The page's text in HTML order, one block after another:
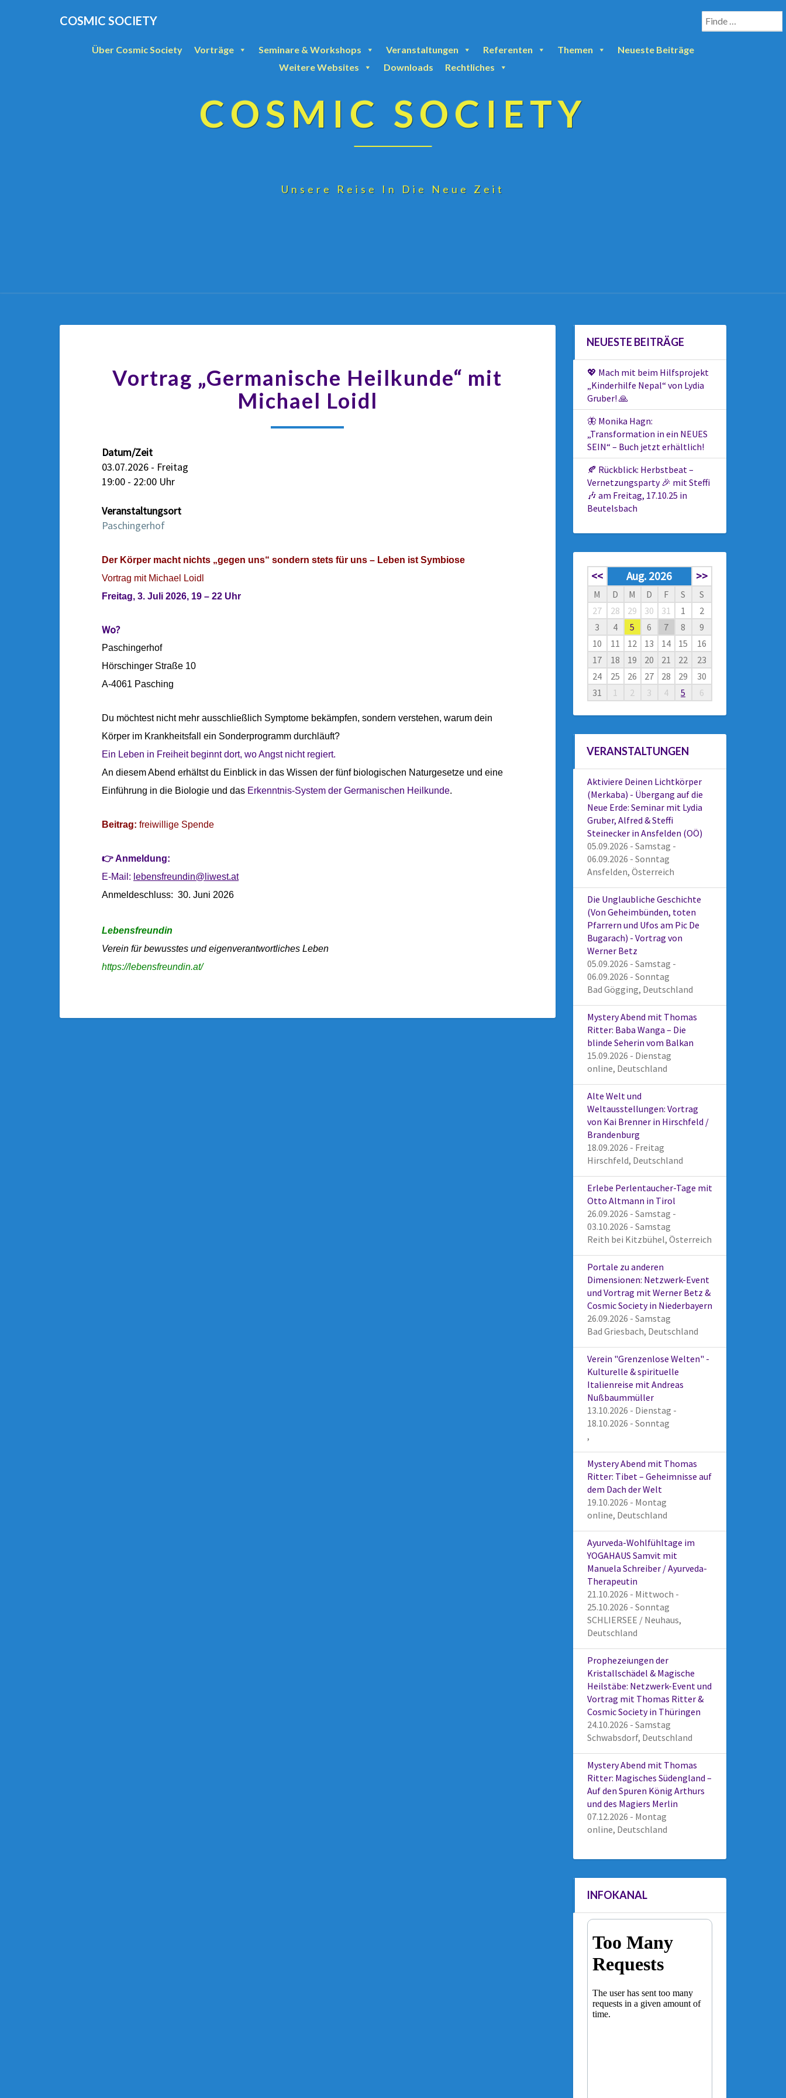
COSMIC SOCIETY
Über Cosmic Society Vorträge Seminare & Workshops Veranstaltungen Referenten Themen
Neueste Beiträge
Weitere Websites
Downloads Rechtliches
COSMIC SOCIETY
Unsere Reise In Die Neue Zeit
Vortrag „Germanische Heilkunde“ mit
Michael Loidl
Datum/Zeit
03.07.2026 - Freitag
19:00 - 22:00 Uhr
Veranstaltungsort
Paschingerhof
Der Körper macht nichts „gegen uns“ sondern stets für uns – Leben ist Symbiose
Vortrag mit Michael Loidl
Freitag, 3. Juli 2026, 19 – 22 Uhr
Wo?
Paschingerhof
Hörschinger Straße 10
A-4061 Pasching
Du möchtest nicht mehr ausschließlich Symptome bekämpfen, sondern verstehen, warum dein
Körper im Krankheitsfall ein Sonderprogramm durchläuft?
Ein Leben in Freiheit beginnt dort, wo Angst nicht regiert.
An diesem Abend erhältst du Einblick in das Wissen der fünf biologischen Naturgesetze und eine
Einführung in die Biologie und das Erkenntnis-System der Germanischen Heilkunde.
Beitrag: freiwillige Spende
👉 Anmeldung:
E-Mail: lebensfreundin@liwest.at
Anmeldeschluss: 30. Juni 2026
Lebensfreundin
Verein für bewusstes und eigenverantwortliches Leben
https://lebensfreundin.at/
NEUESTE BEITRÄGE
💖 Mach mit beim Hilfsprojekt
„Kinderhilfe Nepal“ von Lydia
Gruber! 🙏
🦋 Monika Hagn:
„Transformation in ein NEUES
SEIN“ – Buch jetzt erhältlich!
🍂 Rückblick: Herbstbeat –
Vernetzungsparty 🎉 mit Steffi
🎶 am Freitag, 17.10.25 in
Beutelsbach
<< Aug. 2026 >>
M D M D F S
S
27
28 29 30 31 1
2
3
4 5 6 7 8
9
10
11 12 13 14 15
16
17
18 19 20 21 22
23
24
25 26 27 28 29
30
31
1 2 3 4 5 6
VERANSTALTUNGEN
Aktiviere Deinen Lichtkörper
(Merkaba) - Übergang auf die
Neue Erde: Seminar mit Lydia
Gruber, Alfred & Steffi
Steinecker in Ansfelden (OÖ)
05.09.2026 - Samstag -
06.09.2026 - Sonntag
Ansfelden, Österreich
Die Unglaubliche Geschichte
(Von Geheimbünden, toten
Pfarrern und Ufos am Pic De
Bugarach) - Vortrag von
Werner Betz
05.09.2026 - Samstag -
06.09.2026 - Sonntag
Bad Gögging, Deutschland
Mystery Abend mit Thomas
Ritter: Baba Wanga – Die
blinde Seherin vom Balkan
15.09.2026 - Dienstag
online, Deutschland
Alte Welt und
Weltausstellungen: Vortrag
von Kai Brenner in Hirschfeld /
Brandenburg
18.09.2026 - Freitag
Hirschfeld, Deutschland
Erlebe Perlentaucher-Tage mit
Otto Altmann in Tirol
26.09.2026 - Samstag -
03.10.2026 - Samstag
Reith bei Kitzbühel, Österreich
Portale zu anderen
Dimensionen: Netzwerk-Event
und Vortrag mit Werner Betz &
Cosmic Society in Niederbayern
26.09.2026 - Samstag
Bad Griesbach, Deutschland
Verein "Grenzenlose Welten" -
Kulturelle & spirituelle
Italienreise mit Andreas
Nußbaummüller
13.10.2026 - Dienstag -
18.10.2026 - Sonntag
,
Mystery Abend mit Thomas
Ritter: Tibet – Geheimnisse auf
dem Dach der Welt
19.10.2026 - Montag
online, Deutschland
Ayurveda-Wohlfühltage im
YOGAHAUS Samvit mit
Manuela Schreiber / Ayurveda-
Therapeutin
21.10.2026 - Mittwoch -
25.10.2026 - Sonntag
SCHLIERSEE / Neuhaus,
Deutschland
Prophezeiungen der
Kristallschädel & Magische
Heilstäbe: Netzwerk-Event und
Vortrag mit Thomas Ritter &
Cosmic Society in Thüringen
24.10.2026 - Samstag
Schwabsdorf, Deutschland
Mystery Abend mit Thomas
Ritter: Magisches Südengland –
Auf den Spuren König Arthurs
und des Magiers Merlin
07.12.2026 - Montag
online, Deutschland
INFOKANAL